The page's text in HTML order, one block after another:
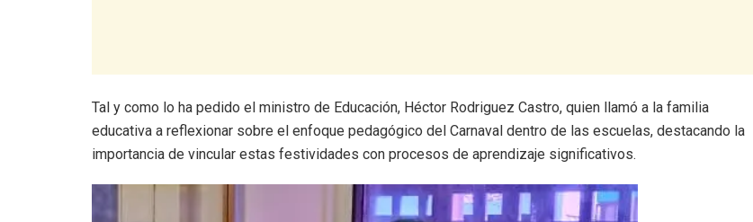
Tal y como lo ha pedido el ministro de Educación, Héctor Rodriguez Castro, quien llamó a la familia
educativa a reflexionar sobre el enfoque pedagógico del Carnaval dentro de las escuelas, destacando la
importancia de vincular estas festividades con procesos de aprendizaje significativos.